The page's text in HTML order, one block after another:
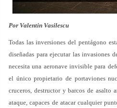
Por Valentin Vasilescu
Todas las inversiones del pentágono
diseñadas para ejecutar las invasiones
necesita una aeronave invisible para
el único propietario de portaviones
cruceros, destructor y barcos de asalto
ataque, capaces de atacar cualquier